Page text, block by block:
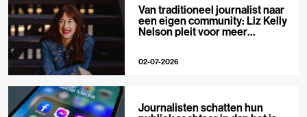
Van traditioneel journalist naar
een eigen community: Liz Kelly
Nelson pleit voor meer
02-07-2026
Journalisten schatten hun